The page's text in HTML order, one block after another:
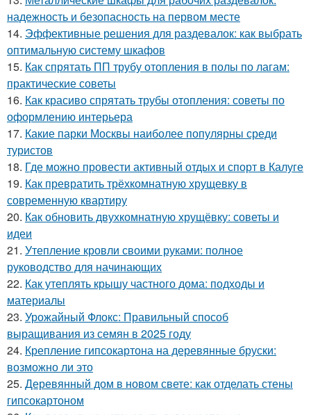
надежность и безопасность на первом месте
14. Эффективные решения для раздевалок: как выбрать
оптимальную систему шкафов
15. Как спрятать ПП трубу отопления в полы по лагам:
практические советы
16. Как красиво спрятать трубы отопления: советы по
оформлению интерьера
17. Какие парки Москвы наиболее популярны среди
туристов
18. Где можно провести активный отдых и спорт в Калуге
19. Как превратить трёхкомнатную хрущевку в
современную квартиру
20. Как обновить двухкомнатную хрущёвку: советы и
идеи
21. Утепление кровли своими руками: полное
руководство для начинающих
22. Как утеплять крышу частного дома: подходы и
материалы
23. Урожайный Флокс: Правильный способ
выращивания из семян в 2025 году
24. Крепление гипсокартона на деревянные бруски:
возможно ли это
25. Деревянный дом в новом свете: как отделать стены
гипсокартоном